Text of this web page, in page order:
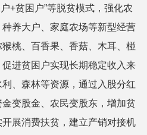
户+贫困户”等脱贫模式，强化农
养大户、家庭农场等新型经营
桃、百香果、香菇、木耳、椪
进贫困户实现长期稳定收入来
、森林等资源，通过入股分红
变股金、农民变股东，增加贫
开展消费扶贫，建立产销对接机